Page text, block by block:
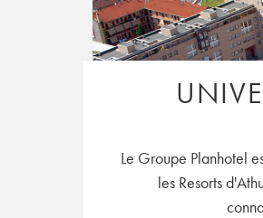
Le Groupe Planhotel
les Resorts